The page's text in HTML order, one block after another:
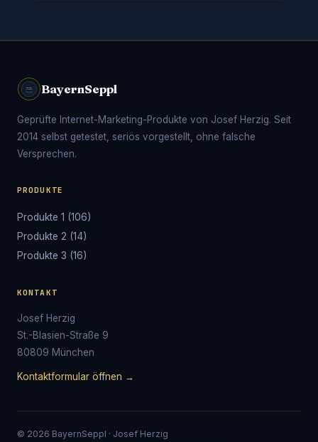
BayernSeppl
Geprüfte Internet-Marketing-Produkte von Josef Herzig. Seit
2014 selbst getestet, seriös vorgestellt, ohne falsche
Versprechen.
PRODUKTE
Produkte 1 (106)
Produkte 2 (14)
Produkte 3 (16)
KONTAKT
Josef Herzig
St.-Blasien-Straße 9
80809 München
Kontaktformular öffnen →
© 2026 BayernSeppl · Josef Herzig